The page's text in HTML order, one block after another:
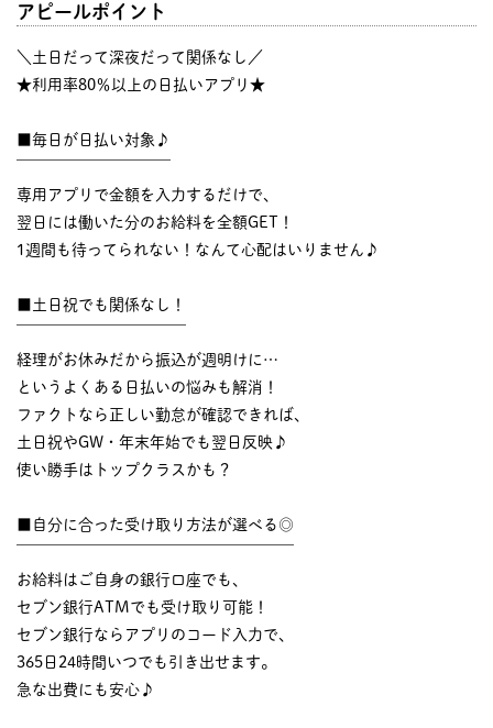
アピールポイント
＼土日だって深夜だって関係なし／
★利用率80％以上の日払いアプリ★
■毎日が日払い対象♪
専用アプリで金額を入力するだけで、
翌日には働いた分のお給料を全額GET！
1週間も待ってられない！なんて心配はいりません♪
■土日祝でも関係なし！
経理がお休みだから振込が週明けに…
というよくある日払いの悩みも解消！
ファクトなら正しい勤怠が確認できれば、
土日祝やGW・年末年始でも翌日反映♪
使い勝手はトップクラスかも？
■自分に合った受け取り方法が選べる◎
お給料はご自身の銀行口座でも、
セブン銀行ATMでも受け取り可能！
セブン銀行ならアプリのコード入力で、
365日24時間いつでも引き出せます。
急な出費にも安心♪